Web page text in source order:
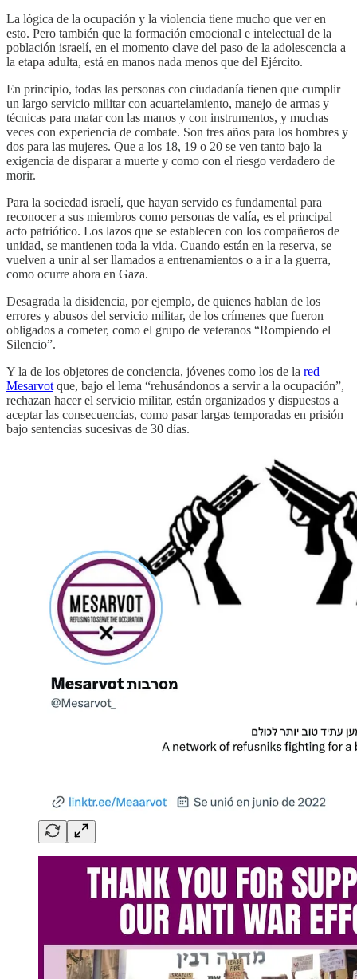
La lógica de la ocupación y la violencia tiene mucho que ver en
esto. Pero también que la formación emocional e intelectual de la
población israelí, en el momento clave del paso de la adolescencia a
la etapa adulta, está en manos nada menos que del Ejército.
En principio, todas las personas con ciudadanía tienen que cumplir
un largo servicio militar con acuartelamiento, manejo de armas y
técnicas para matar con las manos y con instrumentos, y muchas
veces con experiencia de combate. Son tres años para los hombres y
dos para las mujeres. Que a los 18, 19 o 20 se ven tanto bajo la
exigencia de disparar a muerte y como con el riesgo verdadero de
morir.
Para la sociedad israelí, que hayan servido es fundamental para
reconocer a sus miembros como personas de valía, es el principal
acto patriótico. Los lazos que se establecen con los compañeros de
unidad, se mantienen toda la vida. Cuando están en la reserva, se
vuelven a unir al ser llamados a entrenamientos o a ir a la guerra,
como ocurre ahora en Gaza.
Desagrada la disidencia, por ejemplo, de quienes hablan de los
errores y abusos del servicio militar, de los crímenes que fueron
obligados a cometer, como el grupo de veteranos “Rompiendo el
Silencio”.
Y la de los objetores de conciencia, jóvenes como los de la red
Mesarvotque, bajo el lema “rehusándonos a servir a la ocupación”,
rechazan hacer el servicio militar, están organizados y dispuestos a
aceptar las consecuencias, como pasar largas temporadas en prisión
bajo sentencias sucesivas de 30 días.